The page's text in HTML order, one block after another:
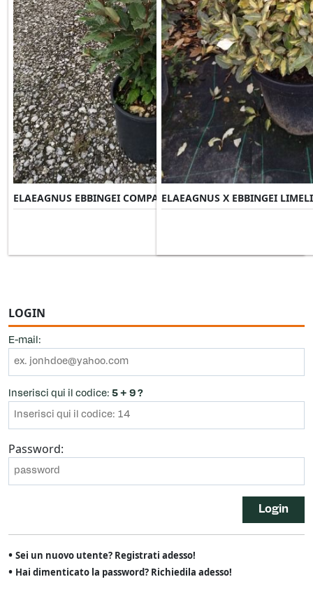
ELAEAGNUS EBBINGEI COMPATTAELAEAGNUS X EBBINGEI
LOGIN
E-mail:
Inserisci qui il codice: 5 + 9 ?
Password:
Login
• Sei un nuovo utente? Registrati adesso!
• Hai dimenticato la password? Richiedila adesso!